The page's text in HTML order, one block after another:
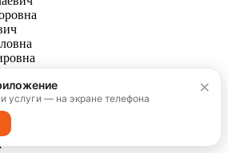
услуги — на экране телефона
×